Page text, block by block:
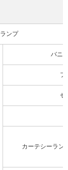
ンプ
バニ
フ
セ
カーテシーラン